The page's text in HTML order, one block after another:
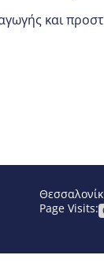
και
Page Visits: